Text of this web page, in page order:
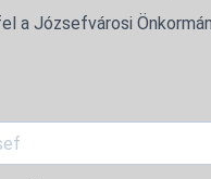
a Józsefvárosi